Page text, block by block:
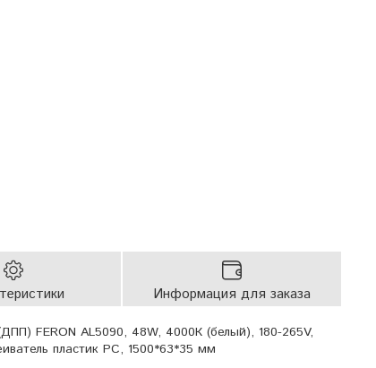
Информация для заказа
FERON AL5090, 48W, 4000К (белый), 180-265V,
пластик PC, 1500*63*35 мм